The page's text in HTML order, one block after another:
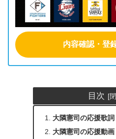
内容確認・登
目次
大隣憲司の応援歌詞
大隣憲司の応援動画